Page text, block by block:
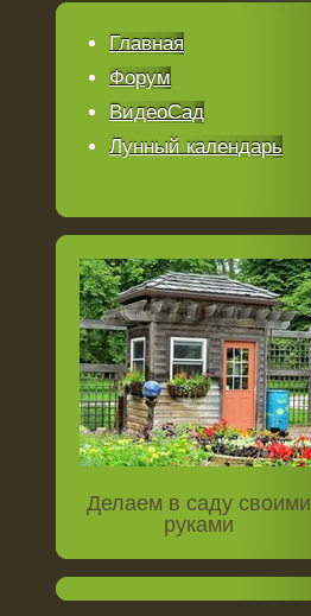
Главная
Форум
ВидеоСад
Лунный календарь
Делаем в саду своими
руками